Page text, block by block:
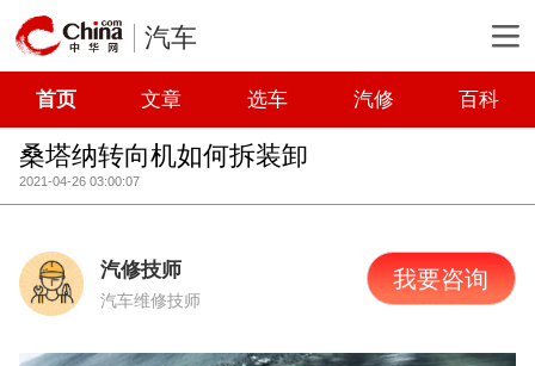
汽车
首页 文章 选车 汽修 百科
桑塔纳转向机如何拆装卸
2021-04-26 03:00:07
汽修技师
汽车维修技师
我要咨询